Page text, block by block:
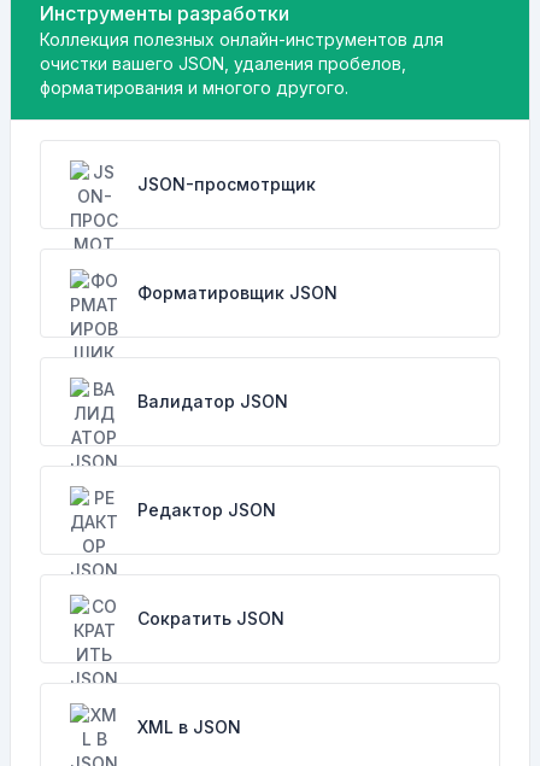
Инструменты разработки
Коллекция полезных онлайн-инструментов для
очистки вашего JSON, удаления пробелов,
форматирования и многого другого.
JSON-просмотрщик
Форматировщик JSON
Валидатор JSON
Редактор JSON
Сократить JSON
XML в JSON